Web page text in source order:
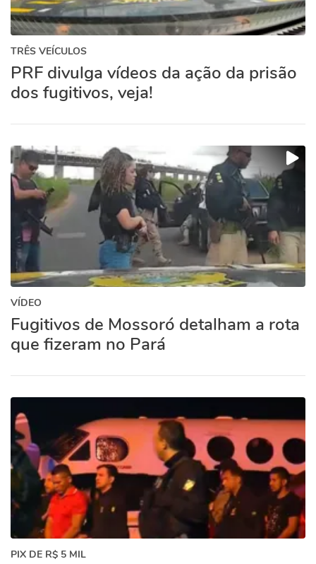
TRÊS VEÍCULOS
PRF divulga vídeos da ação da prisão
dos fugitivos, veja!
VÍDEO
Fugitivos de Mossoró detalham a rota
que fizeram no Pará
PIX DE R$ 5 MIL